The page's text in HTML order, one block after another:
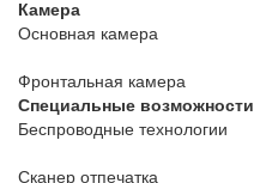
Камера
Основная камера
Фронтальная камера
Специальные возможности
Беспроводные технологии
Сканер отпечатка